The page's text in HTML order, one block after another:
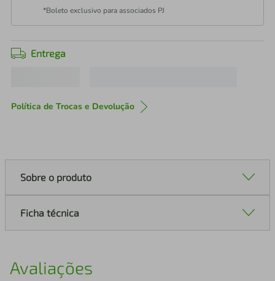
*Boleto exclusivo para associados PJ
Entrega
Política de Trocas e Devolução
Sobre o produto
Ficha técnica
Avaliações